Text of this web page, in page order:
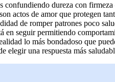
confundiendo dureza con
actos de amor que protegen
de romper patrones poco
seguir permitiendo
lo más bondadoso que
elegir una respuesta más